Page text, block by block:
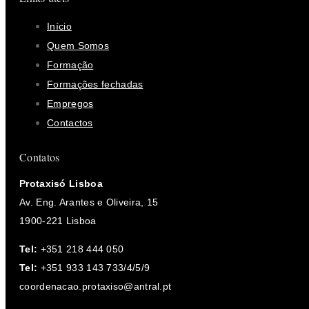
Início
Quem Somos
Formação
Formações fechadas
Empregos
Contactos
Contatos
Protaxisó Lisboa
Av. Eng. Arantes e Oliveira, 15
1900-221 Lisboa
Tel: +351 218 444 050
Tel: +351 933 143 733/4/5/9
coordenacao.protaxiso@antral.pt